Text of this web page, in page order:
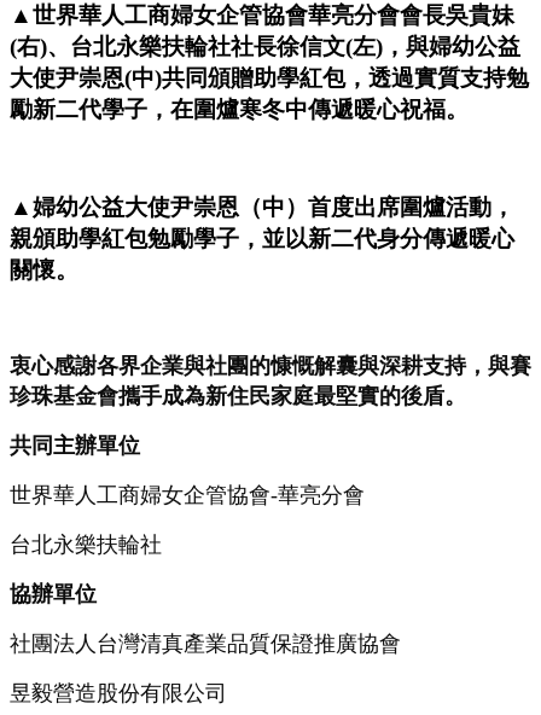
▲世界華人工商婦女企管協會華亮分會會長吳貴妹
(右)、台北永樂扶輪社社長徐信文(左)，與婦幼公益
大使尹崇恩(中)共同頒贈助學紅包，透過實質支持勉
勵新二代學子，在圍爐寒冬中傳遞暖心祝福。
▲婦幼公益大使尹崇恩（中）首度出席圍爐活動，
親頒助學紅包勉勵學子，並以新二代身分傳遞暖心
關懷。
衷心感謝各界企業與社團的慷慨解囊與深耕支持，與賽
珍珠基金會攜手成為新住民家庭最堅實的後盾。
共同主辦單位
世界華人工商婦女企管協會-華亮分會
台北永樂扶輪社
協辦單位
社團法人台灣清真產業品質保證推廣協會
昱毅營造股份有限公司